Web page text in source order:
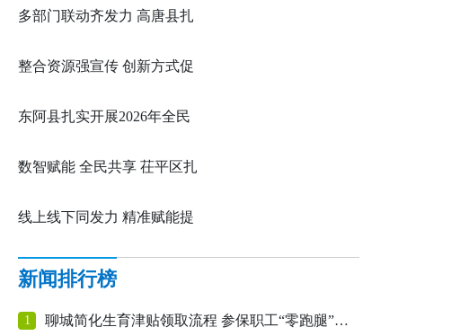
多部门联动齐发力 高唐县扎
实开展2026全民数字素养与
技能提升月活动
整合资源强宣传 创新方式促
提升 东昌府区全民数字素养
与技能提升月活动亮点纷呈
东阿县扎实开展2026年全民
数字素养与技能提升月系列
活动
数智赋能 全民共享 茌平区扎
实开展2026年全民数字素养
与技能提升月活动
线上线下同发力 精准赋能提
素养——度假区多措并举筑
牢全民数字安全屏障
新闻排行榜
1 聊城简化生育津贴领取流程 参保职工“零跑腿”即可申领